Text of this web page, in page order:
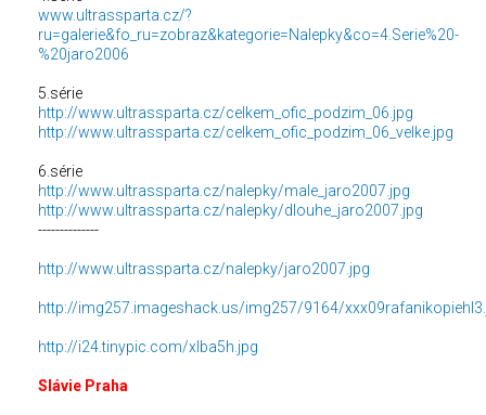
www.ultrassparta.cz/?
ru=galerie&fo_ru=zobraz&kategorie=Nalepky&co=4.Serie%20-
%20jaro2006
5.série
http://www.ultrassparta.cz/celkem_ofic_podzim_06.jpg
http://www.ultrassparta.cz/celkem_ofic_podzim_06_velke.jpg
6.série
http://www.ultrassparta.cz/nalepky/male_jaro2007.jpg
http://www.ultrassparta.cz/nalepky/dlouhe_jaro2007.jpg
--------------
http://www.ultrassparta.cz/nalepky/jaro2007.jpg
http://img257.imageshack.us/img257/9164/
http://i24.tinypic.com/xlba5h.jpg
Slávie Praha